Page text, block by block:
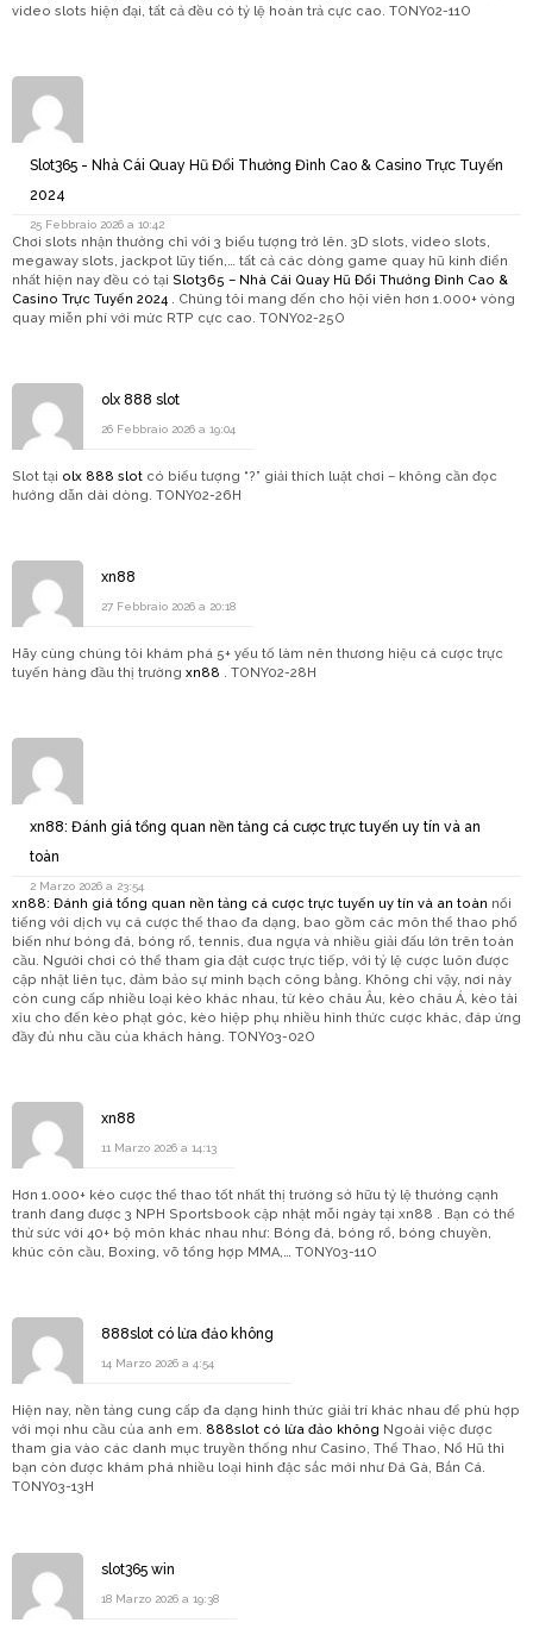
video slots hiện đại, tất cả đều có tỷ lệ hoàn trả cực cao. TONY02-11O
Slot365 - Nhà Cái Quay Hũ Đổi Thưởng Đỉnh Cao & Casino Trực Tuyến
2024
25 Febbraio 2026 a 10:42
Chơi slots nhận thưởng chỉ với 3 biểu tượng trở lên. 3D slots, video slots,
megaway slots, jackpot lũy tiến,… tất cả các dòng game quay hũ kinh điển
nhất hiện nay đều có tại Slot365 – Nhà Cái Quay Hũ Đổi Thưởng Đỉnh Cao &
Casino Trực Tuyến 2024 . Chúng tôi mang đến cho hội viên hơn 1.000+ vòng
quay miễn phí với mức RTP cực cao. TONY02-25O
olx 888 slot
26 Febbraio 2026 a 19:04
Slot tại olx 888 slot có biểu tượng “?” giải thích luật chơi – không cần đọc
hướng dẫn dài dòng. TONY02-26H
xn88
27 Febbraio 2026 a 20:18
Hãy cùng chúng tôi khám phá 5+ yếu tố làm nên thương hiệu cá cược trực
tuyến hàng đầu thị trường xn88 . TONY02-28H
xn88: Đánh giá tổng quan nền tảng cá cược trực tuyến uy tín và an
toàn
2 Marzo 2026 a 23:54
xn88: Đánh giá tổng quan nền tảng cá cược trực tuyến uy tín và an toàn nổi
tiếng với dịch vụ cá cược thể thao đa dạng, bao gồm các môn thể thao phổ
biến như bóng đá, bóng rổ, tennis, đua ngựa và nhiều giải đấu lớn trên toàn
cầu. Người chơi có thể tham gia đặt cược trực tiếp, với tỷ lệ cược luôn được
cập nhật liên tục, đảm bảo sự minh bạch công bằng. Không chỉ vậy, nơi này
còn cung cấp nhiều loại kèo khác nhau, từ kèo châu Âu, kèo châu Á, kèo tài
xỉu cho đến kèo phạt góc, kèo hiệp phụ nhiều hình thức cược khác, đáp ứng
đầy đủ nhu cầu của khách hàng. TONY03-02O
xn88
11 Marzo 2026 a 14:13
Hơn 1.000+ kèo cược thể thao tốt nhất thị trường sở hữu tỷ lệ thưởng cạnh
tranh đang được 3 NPH Sportsbook cập nhật mỗi ngày tại xn88 . Bạn có thể
thử sức với 40+ bộ môn khác nhau như: Bóng đá, bóng rổ, bóng chuyền,
khúc côn cầu, Boxing, võ tổng hợp MMA,… TONY03-11O
888slot có lừa đảo không
14 Marzo 2026 a 4:54
Hiện nay, nền tảng cung cấp đa dạng hình thức giải trí khác nhau để phù hợp
với mọi nhu cầu của anh em. 888slot có lừa đảo không Ngoài việc được
tham gia vào các danh mục truyền thống như Casino, Thể Thao, Nổ Hũ thì
bạn còn được khám phá nhiều loại hình đặc sắc mới như Đá Gà, Bắn Cá.
TONY03-13H
slot365 win
18 Marzo 2026 a 19:38